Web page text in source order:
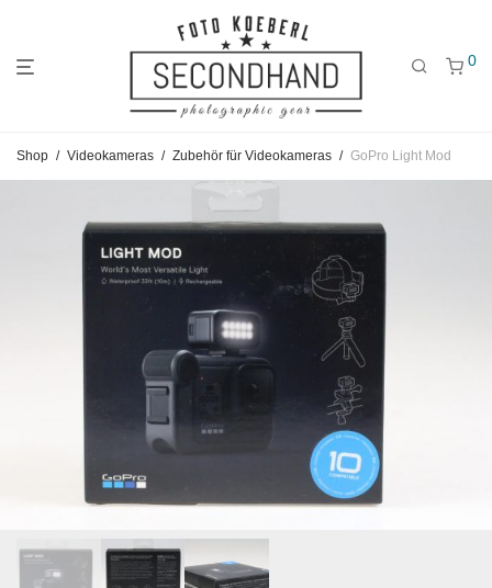
0
Shop / Videokameras / Zubehör für Videokameras / GoPro Light Mod